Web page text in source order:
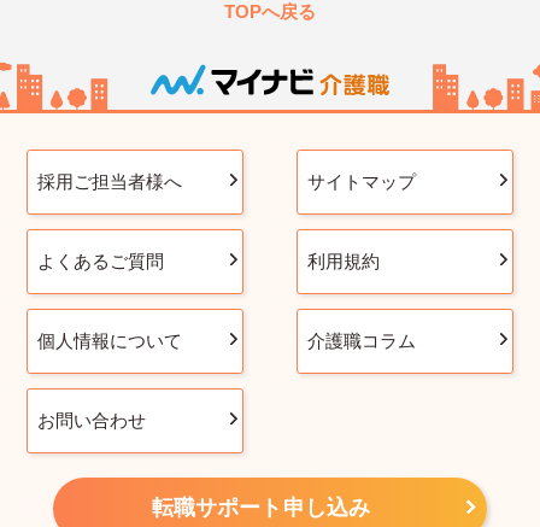
TOPへ戻る
採用ご担当者様へ サイトマップ
よくあるご質問 利用規約
個人情報について 介護職コラム
お問い合わせ
転職サポート申し込み